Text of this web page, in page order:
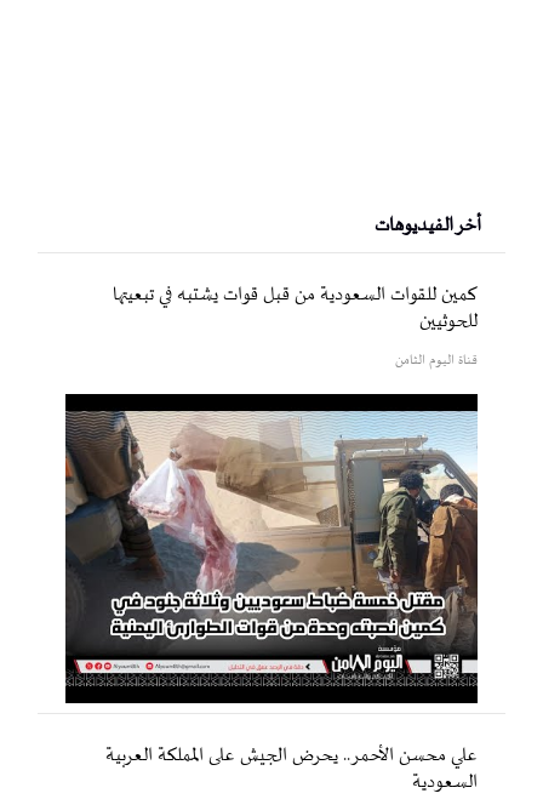
أخر الفيديوهات
كمين للقوات السعودية من قبل قوات يشتبه في تبعيتها
للحوثيين
قناة اليوم الثامن
علي محسن الأحمر.. يحرض الجيش على المملكة العربية
السعودية